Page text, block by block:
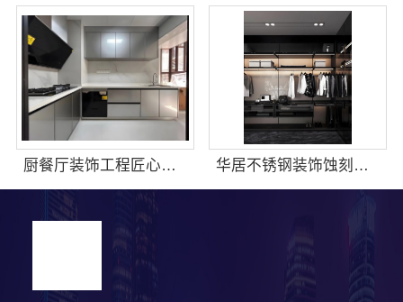
厨餐厅装饰工程匠心，华居不锈钢品味之选 华居不锈钢装饰蚀刻工艺设计公司，不锈钢构件精工打造